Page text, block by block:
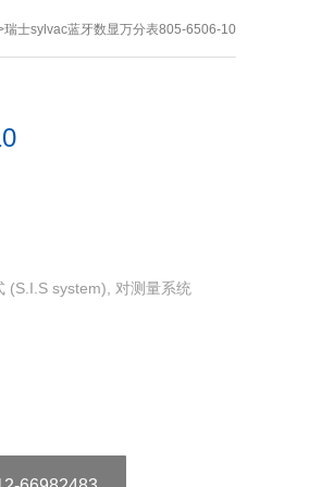
士sylvac蓝牙数显万分表805-6506-10
(S.I.S system), 对测量系统